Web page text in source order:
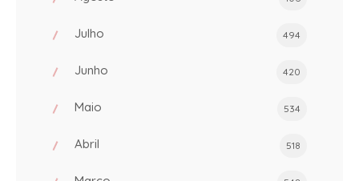
Julho 494
Junho 420
Maio 534
Abril 518